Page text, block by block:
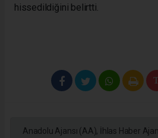
hissedildiğini belirtti.
Anadolu Ajansı (AA), İhlas Haber